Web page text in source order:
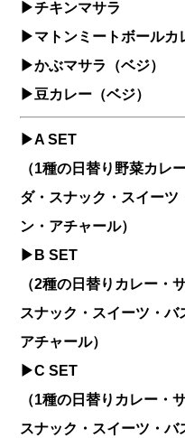
▶︎チキンマサラ
▶︎マトンミートボールカ
▶︎かぶマサラ（ベジ）
▶︎豆カレー（ベジ）
▶︎A SET
（1種の日替り野菜カレ
ダ・スナック・スイー
ン・アチャール）
▶︎B SET
（2種の日替りカレー・
スナック・スイーツ・バ
アチャール）
▶︎C SET
（1種の日替りカレー・
スナック・スイーツ・バ